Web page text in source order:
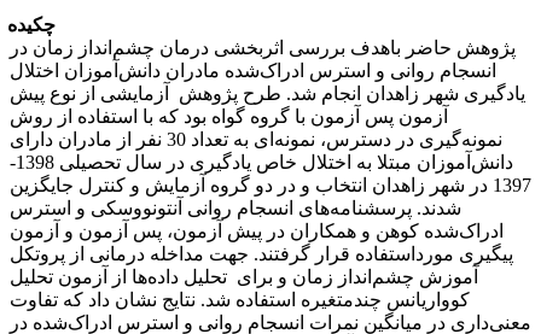
چکیده
پژوهش حاضر باهدف بررسی اثربخشی درمان چشم‌انداز زمان در
انسجام روانی و استرس ادراک‌شده مادران دانش‌آموزان اختلال
یادگیری شهر زاهدان انجام شد. طرح پژوهش آزمایشی از نوع پیش
آزمون پس آزمون با گروه گواه بود که با استفاده از روش
نمونه‌گیری در دسترس، نمونه‌ای به تعداد 30 نفر از مادران دارای
دانش‌آموزان مبتلا به اختلال خاص یادگیری در سال تحصیلی 1398-
1397 در شهر زاهدان انتخاب و در دو گروه آزمایش و کنترل جایگزین
شدند. پرسشنامه‌های انسجام روانی آنتونووسکی و استرس
ادراک‌شده کوهن و همکاران در پیش آزمون، پس آزمون و آزمون
پیگیری مورداستفاده قرار گرفتند. جهت مداخله درمانی از پروتکل
آموزش چشم‌انداز زمان و برای تحلیل داده‌ها از آزمون تحلیل
کوواریانس چندمتغیره استفاده شد. نتایج نشان داد که تفاوت
معنی‌داری در میانگین نمرات انسجام روانی و استرس ادراک‌شده در